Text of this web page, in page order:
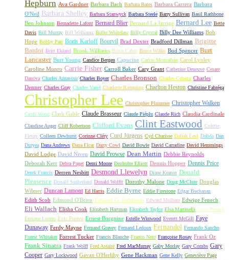
Hepburn Ava Gardner Barbara Bach Barbara Bates Barbara Carrera Barbara
O'Neil
Barbara Shelley Barbara Stanwyck Barbara Steele Barry Sullivan Basil Rathbone
Ben Johnson Bernadette Lafont Bernard Blier Bernard La Jarrige Bernard Lee Bette
Davis Bill Murray Bill Williams Billie Whitelaw Billy Crystal Billy Dee Williams Bob
Hope Bobby Parr Boris Karloff Bourvil Brad Dexter Bradford Dillman Brigitte
Bardot Britt Ekland Brook Williams Bruce Cabot Bruce Willis Bud Spencer Burt
Lancaster Burt Young Candice Bergen Capucine Carlos Montalbán Carol Lynley
Caroline Munro Carrie Fisher Carroll Baker Cary Grant Catherine Deneuve Cesare
Danova Charles Aznavour Charles Boyer Charles Bronson Charles Coburn Charles
Denner Charles Gray Charles Vanel Charlotte Rampling Charlton Heston Christine Fabréga
Christopher Lee Christopher Plummer Christopher Walken
Cindi Wood Clark Gable Claude Brasseur Claude Piéplu Claude Rich Claudia Cardinale
Claudine Auger Cliff Robertson Clifford Evans Clint Eastwood Colette
Fleury Colleen Dewhurst Corinne Cléry Curd Jürgens Cyd Charisse Daliah Lavi Dalida Dan
Duryea Dana Andrews Dana Elcar Darry Cowl David Bowie David Carradine David Hemmings
David Lodge David Niven David Prowse Dean Martin Debbie Reynolds
Deborah Kerr Debra Paget Demi Moore Denholm Elliott Dennis Hopper Dennis Price
Derek Francis Derren Nesbitt Desmond Llewelyn Diane Keaton Donald
Pleasence Donald Sutherland Donald Wolfit Dorothy Malone Doug McClure Douglas
Wilmer Duncan Lamont Ed Harris Eddie Byrne Eddie Firestone Edgar Buchanan
Edith Scob Edmond O'Brien Edward G. Robinson Edward Mulhare Edwige Fenech
Eli Wallach Elisha Cook Elizabeth Hartman Elizabeth Taylor Elsa Martinelli Elvis Presley
Enrique Lucero Eric Porter Ernest Borgnine Estelle Winwood Everett McGill Faye
Dunaway Ferdy Mayne Fernand Gravey Fernand Ledoux Fernandel Fernando Sancho
Forest Whitaker Forrest Tucker Francis Blanche Franco Nero Françoise Rosay Frank Oz
Frank Sinatra Frank Wolff Fred Astaire Fred MacMurray Gaby Morlay Gary Combs Gary
Cooper Gary Lockwood Gavan O'Herlihy Gene Hackman Gene Kelly Geneviève Page